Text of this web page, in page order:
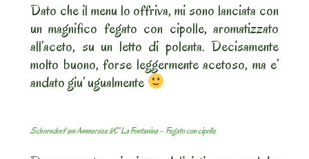
Dato che il menu lo offriva, mi sono lanciata con
un magnifico fegato con cipolle, aromatizzato
all’aceto, su un letto di polenta. Decisamente
molto buono, forse leggermente acetoso, ma e’
andato giu’ ugualmente
Schorndorf am Ammersee â€“ La Fontanina – Fegato con cipolle